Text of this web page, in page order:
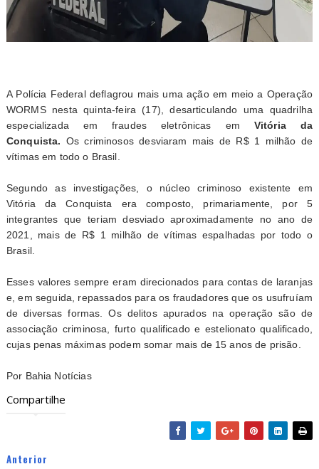
A Polícia Federal deflagrou mais uma ação em meio a Operação
WORMS nesta quinta-feira (17), desarticulando uma quadrilha
especializada em fraudes eletrônicas em Vitória da
Conquista. Os criminosos desviaram mais de R$ 1 milhão de
vítimas em todo o Brasil.
Segundo as investigações, o núcleo criminoso existente em
Vitória da Conquista era composto, primariamente, por 5
integrantes que teriam desviado aproximadamente no ano de
2021, mais de R$ 1 milhão de vítimas espalhadas por todo o
Brasil.
Esses valores sempre eram direcionados para contas de laranjas
e, em seguida, repassados para os fraudadores que os usufruíam
de diversas formas. Os delitos apurados na operação são de
associação criminosa, furto qualificado e estelionato qualificado,
cujas penas máximas podem somar mais de 15 anos de prisão.
Por Bahia Notícias
Compartilhe
Anterior